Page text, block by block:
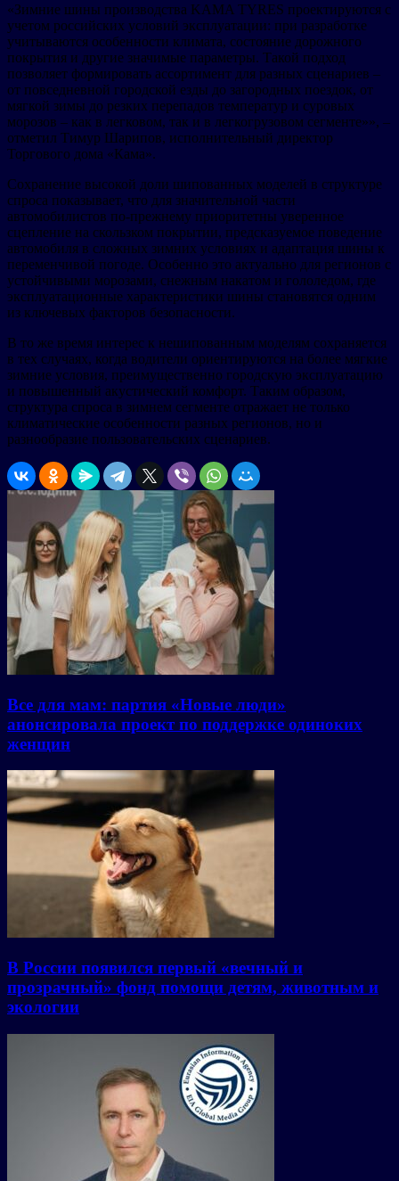
«Зимние шины производства KAMA TYRES проектируются с
учетом российских условий эксплуатации: при разработке
учитываются особенности климата, состояние дорожного
покрытия и другие значимые параметры. Такой подход
позволяет формировать ассортимент для разных сценариев –
от повседневной городской езды до загородных поездок, от
мягкой зимы до резких перепадов температур и суровых
морозов – как в легковом, так и в легкогрузовом сегменте»», –
отметил Тимур Шарипов, исполнительный директор
Торгового дома «Кама».
Сохранение высокой доли шипованных моделей в структуре
спроса показывает, что для значительной части
автомобилистов по-прежнему приоритетны уверенное
сцепление на скользком покрытии, предсказуемое поведение
автомобиля в сложных зимних условиях и адаптация шины к
переменчивой погоде. Особенно это актуально для регионов с
устойчивыми морозами, снежным накатом и гололедом, где
эксплуатационные характеристики шины становятся одним
из ключевых факторов безопасности.
В то же время интерес к нешипованным моделям сохраняется
в тех случаях, когда водители ориентируются на более мягкие
зимние условия, преимущественно городскую эксплуатацию
и повышенный акустический комфорт. Таким образом,
структура спроса в зимнем сегменте отражает не только
климатические особенности разных регионов, но и
разнообразие пользовательских сценариев.
Все для мам: партия «Новые люди»
анонсировала проект по поддержке одиноких
женщин
В России появился первый «вечный и
прозрачный» фонд помощи детям, животным и
экологии